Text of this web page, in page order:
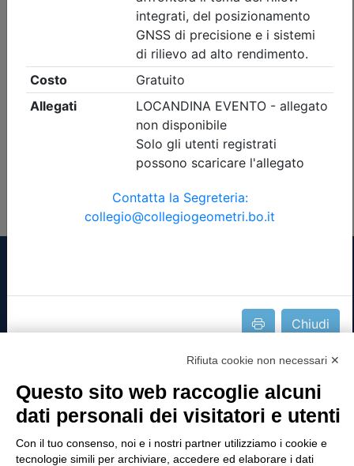
Chiudi
Note
Posti disponibili: 83
Iscrizione
Precedente Successiva
Tinexta Visura SpA
Società con Socio Unico
Società soggetta alla direzione e coordinamento
P.IVA 05338771008 REA n. 877679
Rifiuta cookie non necessari ✕
Questo sito web raccoglie alcuni
dati personali dei visitatori e utenti
Con il tuo consenso, noi e i nostri partner utilizziamo i cookie e
tecnologie simili per archiviare, accedere ed elaborare i dati